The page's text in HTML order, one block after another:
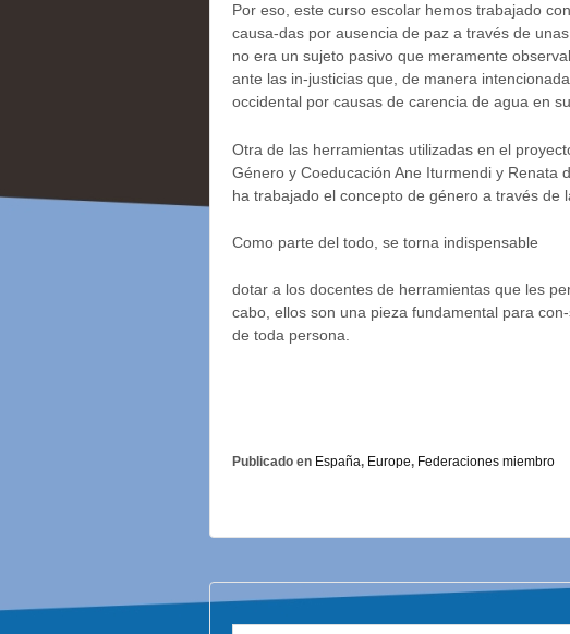
Por eso, este curso escolar hemos trabajado
causa-das por ausencia de paz a través de
no era un sujeto pasivo que meramente
ante las in-justicias que, de manera
occidental por causas de carencia de agua en
Otra de las herramientas utilizadas en el
Género y Coeducación Ane Iturmendi y Renata
ha trabajado el concepto de género a través de
Como parte del todo, se torna indispensable
dotar a los docentes de herramientas que les
cabo, ellos son una pieza fundamental para
de toda persona.
Publicado en España, Europe, Federaciones miembro